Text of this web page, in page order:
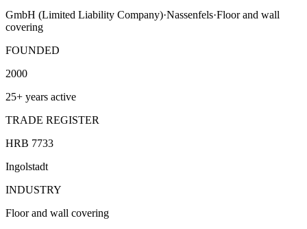
GmbH (Limited Liability Company)·Nassenfels·Floor and wall
covering
FOUNDED
2000
25+ years active
TRADE REGISTER
HRB 7733
Ingolstadt
INDUSTRY
Floor and wall covering